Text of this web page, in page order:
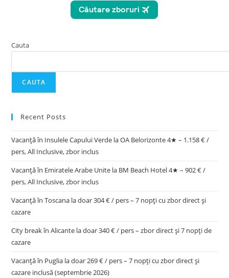
Cauta
CAUTA
Recent Posts
Vacanță în Insulele Capului Verde la OA Belorizonte 4★ – 1.158 € /
pers, All Inclusive, zbor inclus
Vacanță în Emiratele Arabe Unite la BM Beach Hotel 4★ – 902 € /
pers, All Inclusive, zbor inclus
Vacanță în Toscana la doar 304 € / pers – 7 nopți cu zbor direct și
cazare
City break în Alicante la doar 340 € / pers – zbor direct și 7 nopți de
cazare
Vacanță în Puglia la doar 269 € / pers – 7 nopți cu zbor direct și
cazare inclusă (septembrie 2026)